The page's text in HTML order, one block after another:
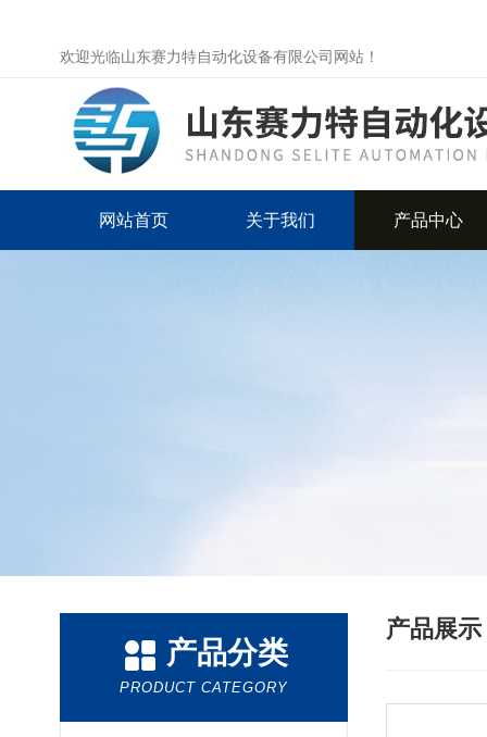
欢迎光临山东赛力特自动化设备有限公司网站！
网站首页 关于我们 产品中心
产品分类
PRODUCT CATEGORY
产品展示